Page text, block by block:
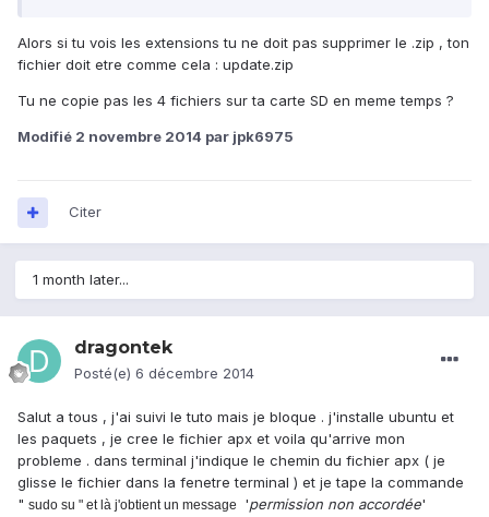
Alors si tu vois les extensions tu ne doit pas supprimer le .zip , ton
fichier doit etre comme cela : update.zip
Tu ne copie pas les 4 fichiers sur ta carte SD en meme temps ?
Modifié 2 novembre 2014 par jpk6975
Citer
1 month later...
dragontek
Posté(e) 6 décembre 2014
Salut a tous , j'ai suivi le tuto mais je bloque . j'installe ubuntu et
les paquets , je cree le fichier apx et voila qu'arrive mon
probleme . dans terminal j'indique le chemin du fichier apx ( je
glisse le fichier dans la fenetre terminal ) et je tape la commande
" sudo su " et là j'obtient un message 'permission non accordée'